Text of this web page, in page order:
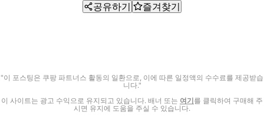
공유하기
즐겨찾기
"이 포스팅은 쿠팡 파트너스 활동의 일환으로, 이에 따른 일정액의 수수료를 제공받습
니다."
이 사이트는 광고 수익으로 유지되고 있습니다. 배너 또는 여기를 클릭하여 구매해 주
시면 유지에 도움을 주실 수 있습니다.